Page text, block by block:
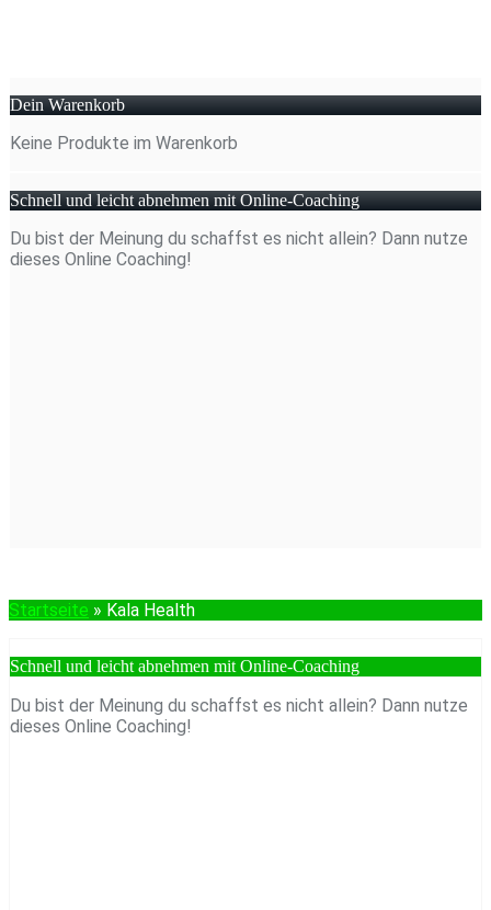
Dein Warenkorb
Keine Produkte im Warenkorb
Schnell und leicht abnehmen mit Online-Coaching
Du bist der Meinung du schaffst es nicht allein? Dann nutze
dieses Online Coaching!
Startseite » Kala Health
Schnell und leicht abnehmen mit Online-Coaching
Du bist der Meinung du schaffst es nicht allein? Dann nutze
dieses Online Coaching!